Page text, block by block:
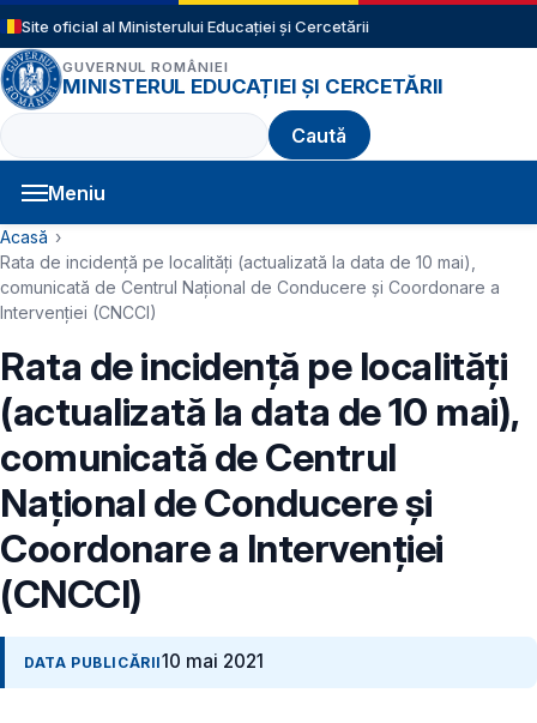
Sari la conținutul principal
Site oficial al Ministerului Educației și Cercetării
GUVERNUL ROMÂNIEI
MINISTERUL EDUCAȚIEI ȘI CERCETĂRII
Caută
Meniu
Navigație principală
Cale de navigare
Acasă
Rata de incidență pe localități (actualizată la data de 10 mai),
comunicată de Centrul Național de Conducere și Coordonare a
Intervenției (CNCCI)
Rata de incidență pe localități
(actualizată la data de 10 mai),
comunicată de Centrul
Național de Conducere și
Coordonare a Intervenției
(CNCCI)
DATA PUBLICĂRII10 mai 2021